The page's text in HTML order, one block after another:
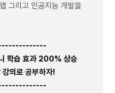
그리고 인공지능 개발을
학습 효과 200% 상승
의로 공부하자!